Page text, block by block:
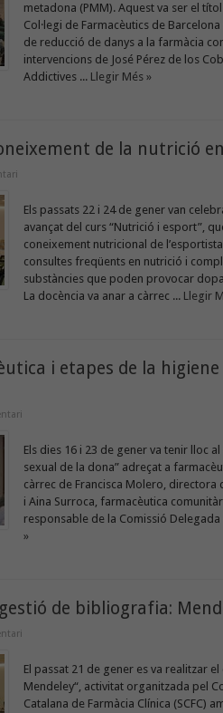
metadona (PMM). Aquest va ser el
Col·legi de Farmacèutics de
de reducció de danys a la farmàcia
intervencions de José Pérez de los
Addictives ... Llegir Més »
de la nutrició
Els passats 22 i 24 de gener van
avançat del curs “Nutrició i esport”,
coneixement nutricional de
consultes freqüents en nutrició i
substàncies que poden provocar
La docència va anar a càrrec ... Llegir
i etapes de la
Els dies 16 i 23 de gener va tenir lloc
sexual de la dona” adreçat a
càrrec de Francisca Molero, directora
i Aina Surroca, farmacèutica
responsable de la Comissió
»
de bibliografia:
El passat 21 de gener es va realitzar
Mendeley“, activitat organitzada pel
Catalana de Farmàcia Clínica (SCFC)